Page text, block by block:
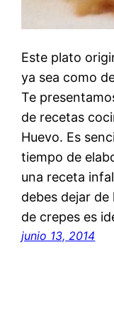
Este plato
ya sea como
Te
de recetas
Huevo. Es
tiempo de
una receta
debes dejar
de crepes es
junio 13, 2014